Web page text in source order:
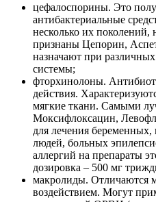
цефалоспорины. Это
антибактериальные
несколько их
признаны Цепорин,
назначают при
системы;
фторхинолоны.
действия.
мягкие ткани. Самыми
Моксифлоксацин,
для лечения
людей, больных
аллергий на препараты
дозировка – 500 мг
макролиды. Отличаются
воздействием. Могут